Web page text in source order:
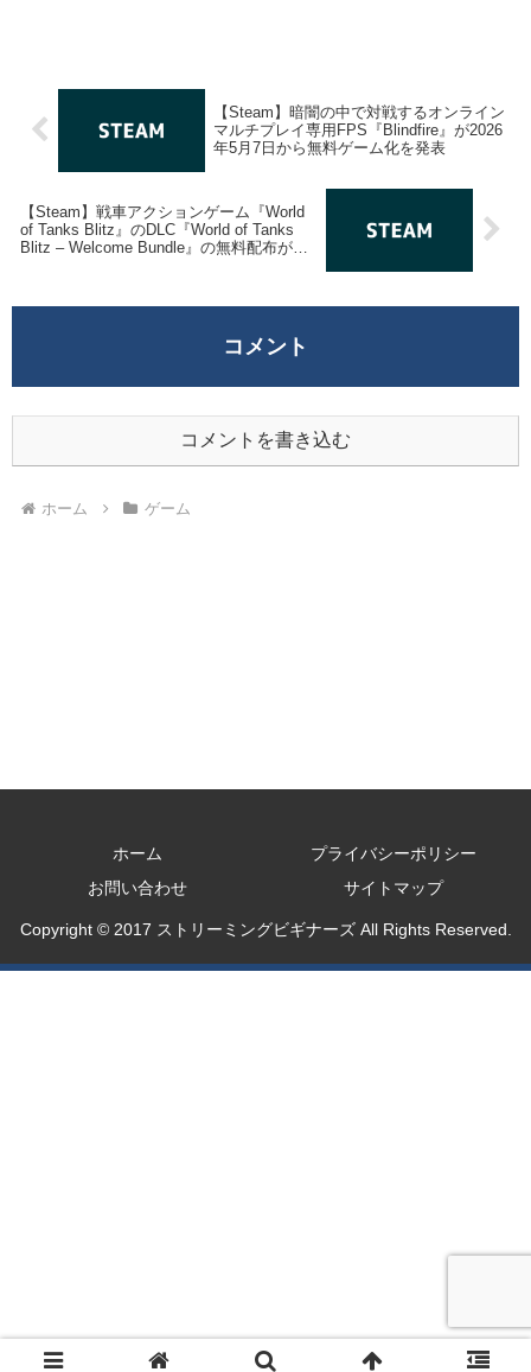
【Steam】暗闇の中で対戦するオンライン
マルチプレイ専用FPS『Blindfire』が2026
年5月7日から無料ゲーム化を発表
【Steam】戦車アクションゲーム『World
of Tanks Blitz』のDLC『World of Tanks
Blitz – Welcome Bundle』の無料配布が
コメント
コメントを書き込む
ホーム ゲーム
ホーム
プライバシーポリシー
お問い合わせ
サイトマップ
Copyright © 2017 ストリーミングビギナーズ All Rights Reserved.